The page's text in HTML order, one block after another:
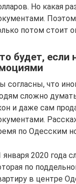
Но какая
потом стоит
будет, если
согласны, что
сложно думать
и даже сам
по Одесским
января 2020 года
по
в центре